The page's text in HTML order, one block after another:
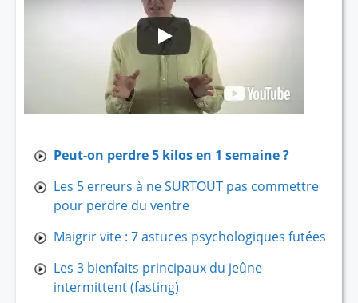
Peut-on perdre 5 kilos en 1 semaine ?
Les 5 erreurs à ne SURTOUT pas commettre
pour perdre du ventre
Maigrir vite : 7 astuces psychologiques futées
Les 3 bienfaits principaux du jeûne
intermittent (fasting)